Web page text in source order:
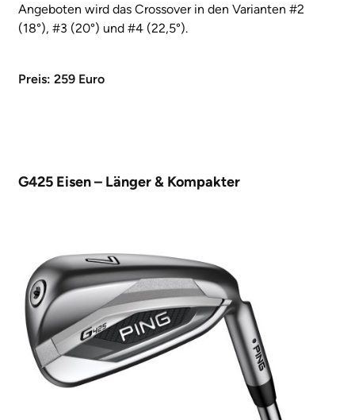
Angeboten wird das Crossover in den Varianten #2
(18°), #3 (20°) und #4 (22,5°).
Preis: 259 Euro
G425 Eisen – Länger & Kompakter